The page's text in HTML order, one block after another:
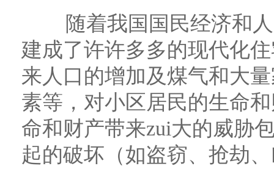
随着我国国民经济和人
建成了许许多多的现代化
来人口的增加及煤气和大
素等，对小区居民的生命
命和财产带来zui大的威胁
起的破坏（如盗窃、抢劫